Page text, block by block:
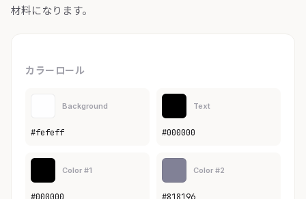
材料になります。
カラーロール
Background
#fefeff
Text
#000000
Color #1 Color #2